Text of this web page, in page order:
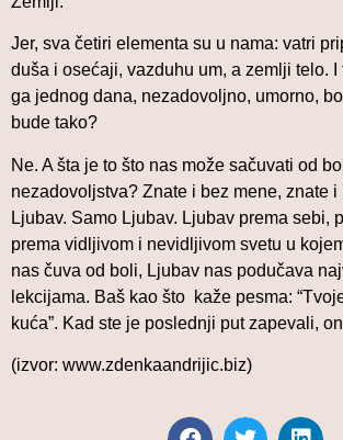
Jer, sva četiri elementa su u nama: vatri
duša i osećaji, vazduhu um, a zemlji telo. I
ga jednog dana, nezadovoljno, umorno,
bude tako?
Ne. A šta je to što nas može sačuvati od
nezadovoljstva? Znate i bez mene, znate i
Ljubav. Samo Ljubav. Ljubav prema sebi,
prema vidljivom i nevidljivom svetu u
nas čuva od boli, Ljubav nas podučava
lekcijama. Baš kao što kaže pesma:
kuća”. Kad ste je poslednji put zapevali,
(izvor: www.zdenkaandrijic.biz)